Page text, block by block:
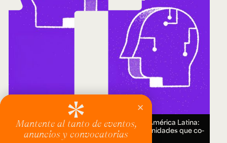
Encuentro Humanidades Digitales en América Latina:
genealogías, conocimiento abierto y comunidades que co-
crean.18 AUG 2026.